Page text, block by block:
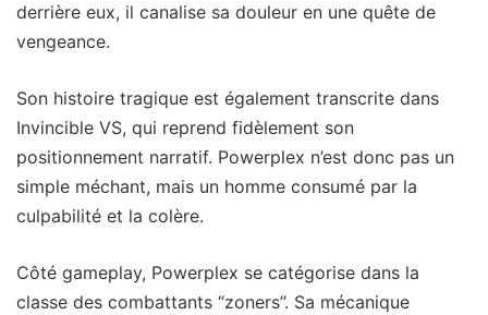
derrière eux, il canalise sa douleur en une quête de
vengeance.
Son histoire tragique est également transcrite dans
Invincible VS, qui reprend fidèlement son
positionnement narratif. Powerplex n’est donc pas un
simple méchant, mais un homme consumé par la
culpabilité et la colère.
Côté gameplay, Powerplex se catégorise dans la
classe des combattants “zoners”. Sa mécanique